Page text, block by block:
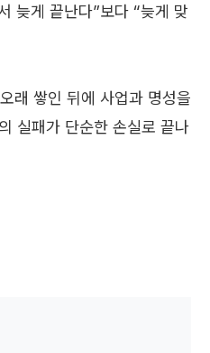
늦게 끝난다”보다 “늦게 맞
래 쌓인 뒤에 사업과 명성을
실패가 단순한 손실로 끝나